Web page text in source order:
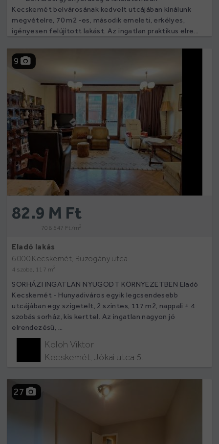
Kecskemét belvárosának kedvelt utcájában kínálunk
megvételre, 70 m2 -es, második emeleti, erkélyes,
igényesen felújított lakást. Az ingatlan praktikus elre...
9
82.9 M Ft
708 547 Ft /m2
Eladó lakás
6000 Kecskemét, Buzogány utca
4 szoba, 117 m2
SORHÁZI INGATLAN NYUGODT KÖRNYEZETBEN Eladó
Kecskemét - Hunyadiváros egyik legcsendesebb
utcájában egy szigetelt, 2 szintes, 117 m2, nappali + 4
szobás sorház, kis kerttel. Az ingatlan nagyon jó
elrendezésű, ...
Koloh Viktor
Kecskemét, Jókai utca 5.
27